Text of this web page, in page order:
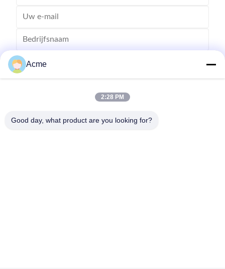
Verzend
Acme
2:28 PM
Good day, what product are you looking for?